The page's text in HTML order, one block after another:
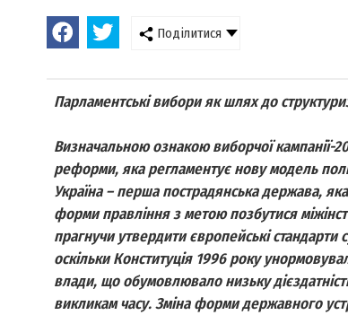
Поділитися
Парламентські вибори як шлях до
Визначальною ознакою виборчої кампанії-
реформи, яка регламентує нову модель
Україна – перша пострадянська держава,
форми правління з метою позбутися
прагнучи утвердити європейські
оскільки Конституція 1996 року
влади, що обумовлювало низьку
викликам часу. Зміна форми державного